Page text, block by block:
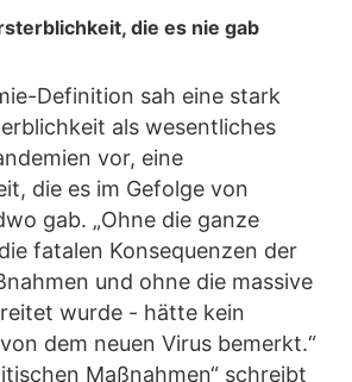
die es nie gab
Definition sah eine stark
als wesentliches
vor, eine
die es im Gefolge von
gab. „Ohne die ganze
fatalen Konsequenzen der
und ohne die massive
wurde - hätte kein
dem neuen Virus bemerkt.“
Maßnahmen“ schreibt